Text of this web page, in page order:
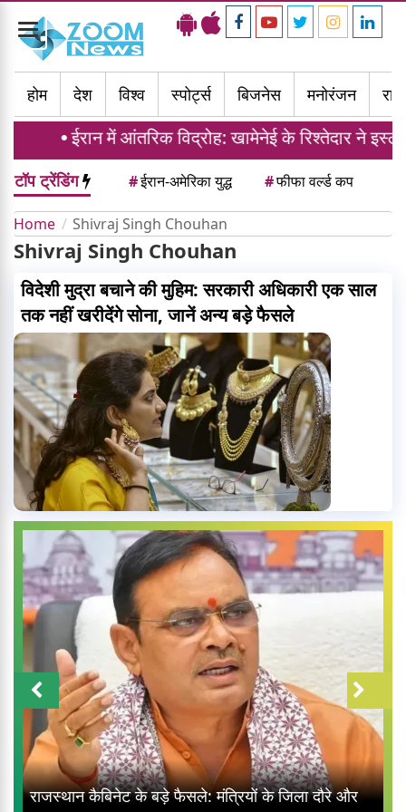
Toggle
navigation
होम
देश विश्व स्पोर्ट्स बिजनेस मनोरंजन
ईरान में आंतरिक विद्रोह: खामेनेई के रिश्तेदार ने
टॉप ट्रेंडिंग #ईरान-अमेरिका युद्ध #फीफा वर्ल्ड कप
Home Shivraj Singh Chouhan
Shivraj Singh Chouhan
विदेशी मुद्रा बचाने की मुहिम: सरकारी अधिकारी एक साल
तक नहीं खरीदेंगे सोना, जानें अन्य बड़े फैसले
राजस्थान कैबिनेट के बड़े फैसले: मंत्रियों के जिला दौरे और